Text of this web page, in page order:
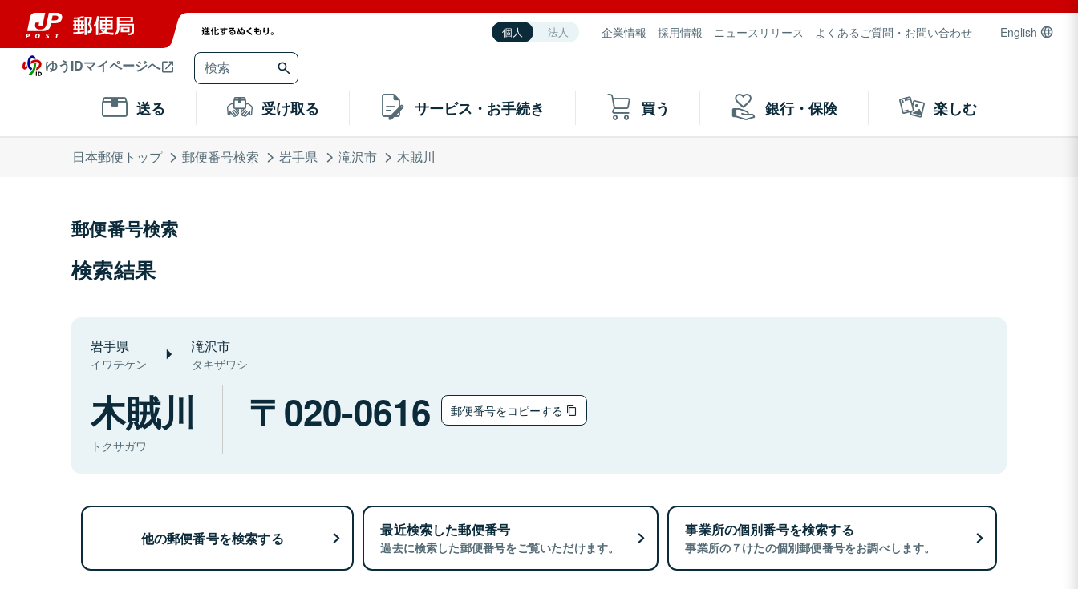
個人 法人 企業情報 採用情報 ニュースリリース よくあるご質問・お問い合わせ English
ゆうIDマイページへ
送る 受け取る サービス・お手続き 買う 銀行・保険 楽しむ
日本郵便トップ 郵便番号検索 岩手県 滝沢市 木賊川
郵便番号検索
検索結果
岩手県
イワテケン
滝沢市
タキザワシ
木賊川
トクサガワ
020-0616 郵便番号をコピーする
他の郵便番号を検索する 最近検索した郵便番号
過去に検索した郵便番号をご覧いただけます。
事業所の個別番号を検索する
事業所の７けたの個別郵便番号をお調べします。